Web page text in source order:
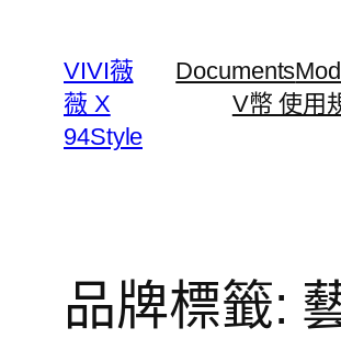
VIVI薇
薇 X
94Style
Documents
V幣 使用
品牌標籤: